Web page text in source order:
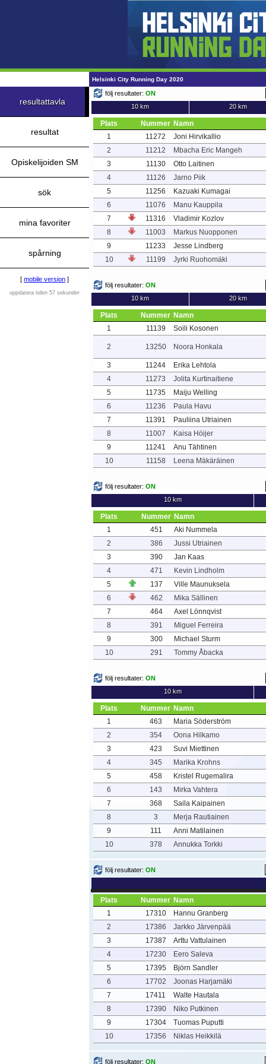
Helsinki City Running Day 2020
resultattavla
resultat
Opiskelijoiden SM
sök
mina favoriter
spårning
[ mobile version ]
uppdatera tiden 57 sekunder
följ resultater: ON
10 km
20 km
Plats Nummer Namn
1
11272
Joni Hirvikallio
2
11212
Mbacha Eric Mangeh
3
11130
Otto Laitinen
4
11126
Jarno Piik
5
11256
Kazuaki Kumagai
6
11076
Manu Kauppila
7
11316
Vladimir Kozlov
8
11003
Markus Nuopponen
9
11233
Jesse Lindberg
10
11199 Jyrki Ruohomäki
följ resultater: ON
10 km
20 km
Plats Nummer Namn
1
11139 Soili Kosonen
2 13250 Noora Honkala
3 11244
Erika Lehtola
4
11273
Jolita Kurtinaitiene
5
11735
Maiju Welling
6
11236
Paula Havu
7
11391
Pauliina Utriainen
8
11007
Kaisa Höijer
9
11241
Anu Tähtinen
10
11158 Leena Mäkäräinen
följ resultater: ON
10 km
Plats Nummer Namn
1
451
Aki Nummela
2
386
Jussi Utriainen
3
390
Jan Kaas
4
471
Kevin Lindholm
5
137
Ville Maunuksela
6
462
Mika Sällinen
7
464
Axel Lönnqvist
8
391
Miguel Ferreira
9
300
Michael Sturm
10
291 Tommy Åbacka
följ resultater: ON
10 km
Plats Nummer Namn
1
463
Maria Söderström
2
354
Oona Hilkamo
3
423
Suvi Miettinen
4
345
Marika Krohns
5
458
Kristel Rugemalira
6
143
Mirka Vahtera
7
368
Saila Kaipainen
8
3
Merja Rautiainen
9
111
Anni Matilainen
10
378 Annukka Torkki
följ resultater: ON
Plats Nummer Namn
1
17310
Hannu Granberg
2
17386
Jarkko Järvenpää
3
17387
Arttu Vattulainen
4
17230
Eero Saleva
5
17395
Björn Sandler
6
17702
Joonas Harjamäki
7
17411
Walte Hautala
8
17390
Niko Putkinen
9
17304
Tuomas Puputti
10
17356 Niklas Heikkilä
följ resultater: ON